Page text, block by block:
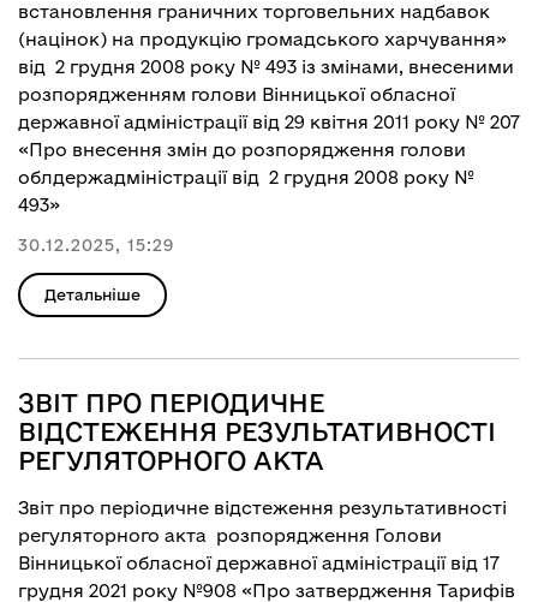
встановлення граничних торговельних надбавок
(націнок) на продукцію громадського харчування»
від 2 грудня 2008 року № 493 із змінами, внесеними
розпорядженням голови Вінницької обласної
державної адміністрації від 29 квітня 2011 року № 207
«Про внесення змін до розпорядження голови
облдержадміністрації від 2 грудня 2008 року №
493»
30.12.2025, 15:29
Детальніше
ЗВІТ ПРО ПЕРІОДИЧНЕ
ВІДСТЕЖЕННЯ РЕЗУЛЬТАТИВНОСТІ
РЕГУЛЯТОРНОГО АКТА
Звіт про періодичне відстеження результативності
регуляторного акта розпорядження Голови
Вінницької обласної державної адміністрації від 17
грудня 2021 року №908 «Про затвердження Тарифів